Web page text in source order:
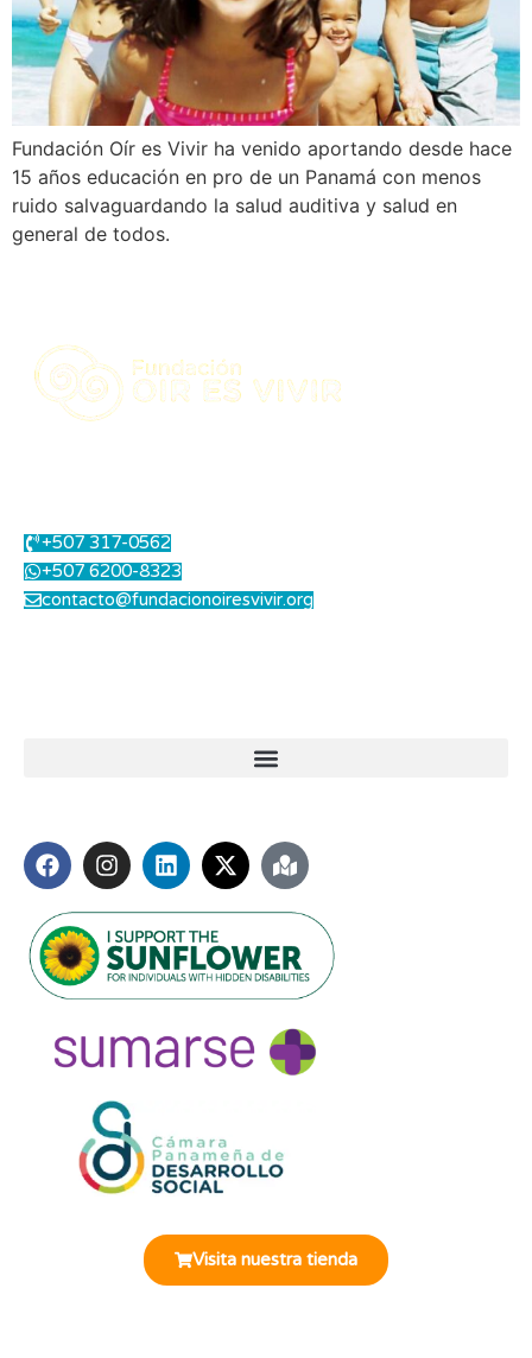
Fundación Oír es Vivir ha venido aportando desde hace
15 años educación en pro de un Panamá con menos
ruido salvaguardando la salud auditiva y salud en
general de todos.
+507 317-0562
+507 6200-8323
contacto@fundacionoiresvivir.org
Visita nuestra tienda